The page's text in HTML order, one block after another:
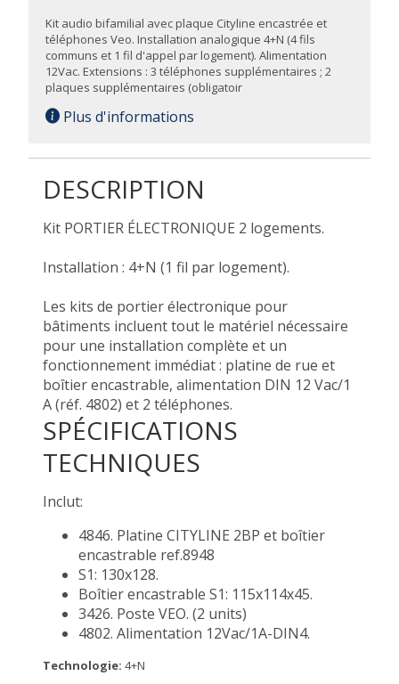
Kit audio bifamilial avec plaque Cityline encastrée et
téléphones Veo. Installation analogique 4+N (4 fils
communs et 1 fil d'appel par logement). Alimentation
12Vac. Extensions : 3 téléphones supplémentaires ; 2
plaques supplémentaires (obligatoir
Plus d'informations
DESCRIPTION
Kit PORTIER ÉLECTRONIQUE 2 logements.
Installation : 4+N (1 fil par logement).
Les kits de portier électronique pour
bâtiments incluent tout le matériel nécessaire
pour une installation complète et un
fonctionnement immédiat : platine de rue et
boîtier encastrable, alimentation DIN 12 Vac/1
A (réf. 4802) et 2 téléphones.
SPÉCIFICATIONS
TECHNIQUES
Inclut:
4846. Platine CITYLINE 2BP et boîtier
encastrable ref.8948
S1: 130x128.
Boîtier encastrable S1: 115x114x45.
3426. Poste VEO. (2 units)
4802. Alimentation 12Vac/1A-DIN4.
Technologie: 4+N